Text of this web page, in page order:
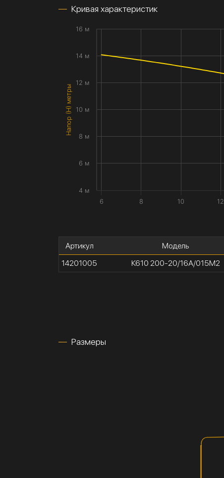
Кривая характеристик
Напор (H) метры
6 8 10 12
4 м
6 м
8 м
10 м
12 м
14 м
16 м
Артикул
14201005
Модель
К610 200-20/16А/015М2
Размеры